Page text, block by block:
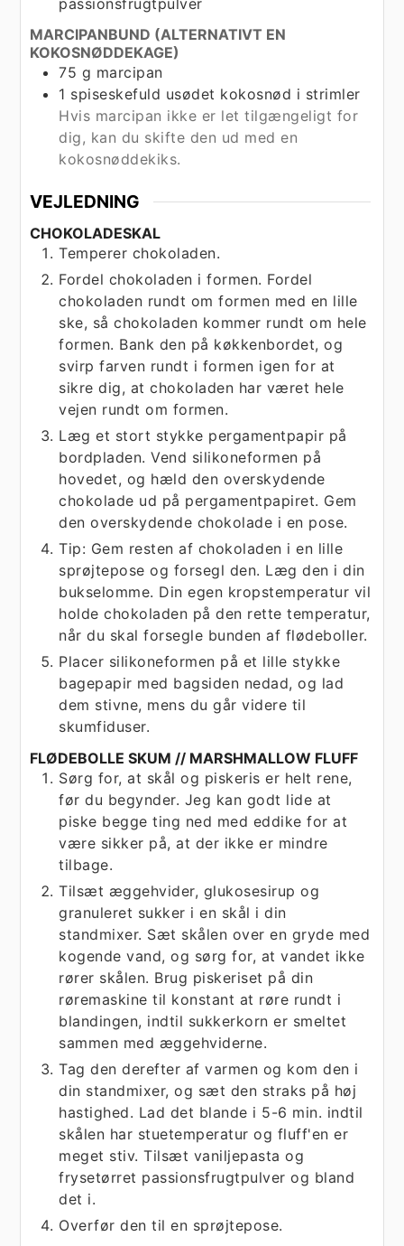
MARCIPANBUND (ALTERNATIVT EN
KOKOSNØDDEKAGE)
75 g marcipan
1 spiseskefuld usødet kokosnød i strimler
Hvis marcipan ikke er let tilgængeligt for
dig, kan du skifte den ud med en
kokosnøddekiks.
VEJLEDNING
CHOKOLADESKAL
Temperer chokoladen.
Fordel chokoladen i formen. Fordel
chokoladen rundt om formen med en lille
ske, så chokoladen kommer rundt om hele
formen. Bank den på køkkenbordet, og
svirp farven rundt i formen igen for at
sikre dig, at chokoladen har været hele
vejen rundt om formen.
Læg et stort stykke pergamentpapir på
bordpladen. Vend silikoneformen på
hovedet, og hæld den overskydende
chokolade ud på pergamentpapiret. Gem
den overskydende chokolade i en pose.
Tip: Gem resten af chokoladen i en lille
sprøjtepose og forsegl den. Læg den i din
bukselomme. Din egen kropstemperatur vil
holde chokoladen på den rette temperatur,
når du skal forsegle bunden af flødeboller.
Placer silikoneformen på et lille stykke
bagepapir med bagsiden nedad, og lad
dem stivne, mens du går videre til
skumfiduser.
FLØDEBOLLE SKUM // MARSHMALLOW FLUFF
Sørg for, at skål og piskeris er helt rene,
før du begynder. Jeg kan godt lide at
piske begge ting ned med eddike for at
være sikker på, at der ikke er mindre
tilbage.
Tilsæt æggehvider, glukosesirup og
granuleret sukker i en skål i din
standmixer. Sæt skålen over en gryde med
kogende vand, og sørg for, at vandet ikke
rører skålen. Brug piskeriset på din
røremaskine til konstant at røre rundt i
blandingen, indtil sukkerkorn er smeltet
sammen med æggehviderne.
Tag den derefter af varmen og kom den i
din standmixer, og sæt den straks på høj
hastighed. Lad det blande i 5-6 min. indtil
skålen har stuetemperatur og fluff'en er
meget stiv. Tilsæt vaniljepasta og
frysetørret passionsfrugtpulver og bland
det i.
Overfør den til en sprøjtepose.